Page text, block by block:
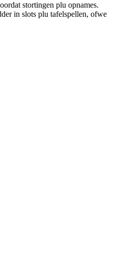
stortingen plu opnames.
in slots plu tafelspellen, ofwe